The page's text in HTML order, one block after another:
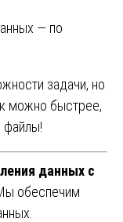
— по
задачи, но
можно быстрее,
файлы!
данных с
обеспечим